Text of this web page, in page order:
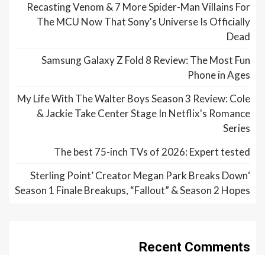
Recasting Venom & 7 More Spider-Man Villains For
The MCU Now That Sony's Universe Is Officially
Dead
Samsung Galaxy Z Fold 8 Review: The Most Fun
Phone in Ages
My Life With The Walter Boys Season 3 Review: Cole
& Jackie Take Center Stage In Netflix's Romance
Series
The best 75-inch TVs of 2026: Expert tested
‘Sterling Point’ Creator Megan Park Breaks Down
Season 1 Finale Breakups, “Fallout” & Season 2 Hopes
Recent Comments